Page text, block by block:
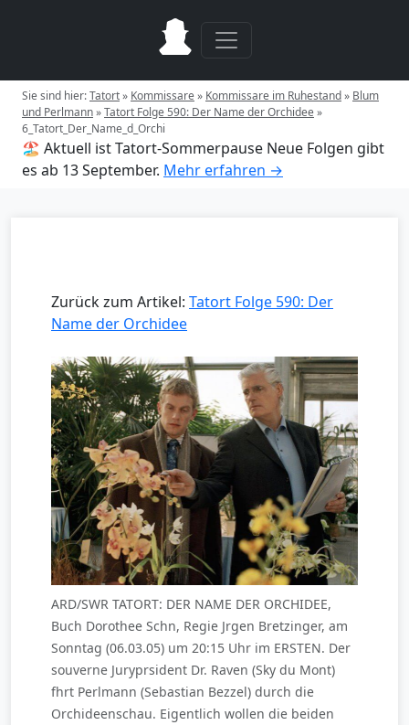
Sie sind hier:Tatort» Kommissare» Kommissare im Ruhestand» Blum
und Perlmann»Tatort Folge 590: Der Name der Orchidee»
6_Tatort_Der_Name_d_Orchi
🏖️ Aktuell ist Tatort-Sommerpause Neue Folgen gibt
es ab 13 September. Mehr erfahren →
Zurück zum Artikel: Tatort Folge 590: Der
Name der Orchidee
ARD/SWR TATORT: DER NAME DER ORCHIDEE,
Buch Dorothee Schn, Regie Jrgen Bretzinger, am
Sonntag (06.03.05) um 20:15 Uhr im ERSTEN. Der
souverne Juryprsident Dr. Raven (Sky du Mont)
fhrt Perlmann (Sebastian Bezzel) durch die
Orchideenschau. Eigentlich wollen die beiden